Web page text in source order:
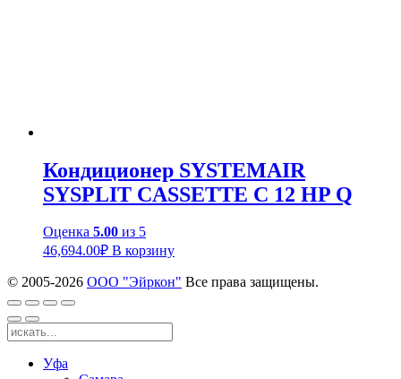
Кондиционер SYSTEMAIR
SYSPLIT CASSETTE C 12 HP Q
Оценка 5.00 из 5
46,694.00₽ В корзину
© 2005-2026 ООО "Эйркон" Все права защищены.
Уфа